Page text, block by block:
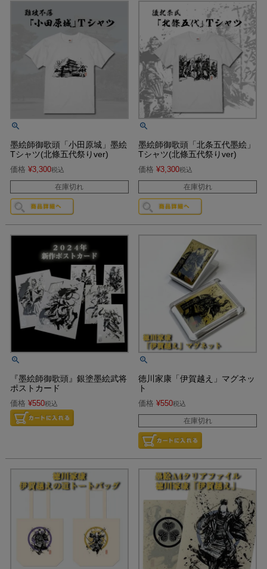
墨絵師御歌頭「小田原城」墨絵
Tシャツ(北條五代祭りver)
価格 ¥3,300税込
在庫切れ
墨絵師御歌頭「北条五代墨絵」
Tシャツ(北條五代祭りver)
価格 ¥3,300税込
在庫切れ
『墨絵師御歌頭』銀塗墨絵武将
ポストカード
価格 ¥550税込
徳川家康「伊賀越え」マグネッ
ト
価格 ¥550税込
在庫切れ